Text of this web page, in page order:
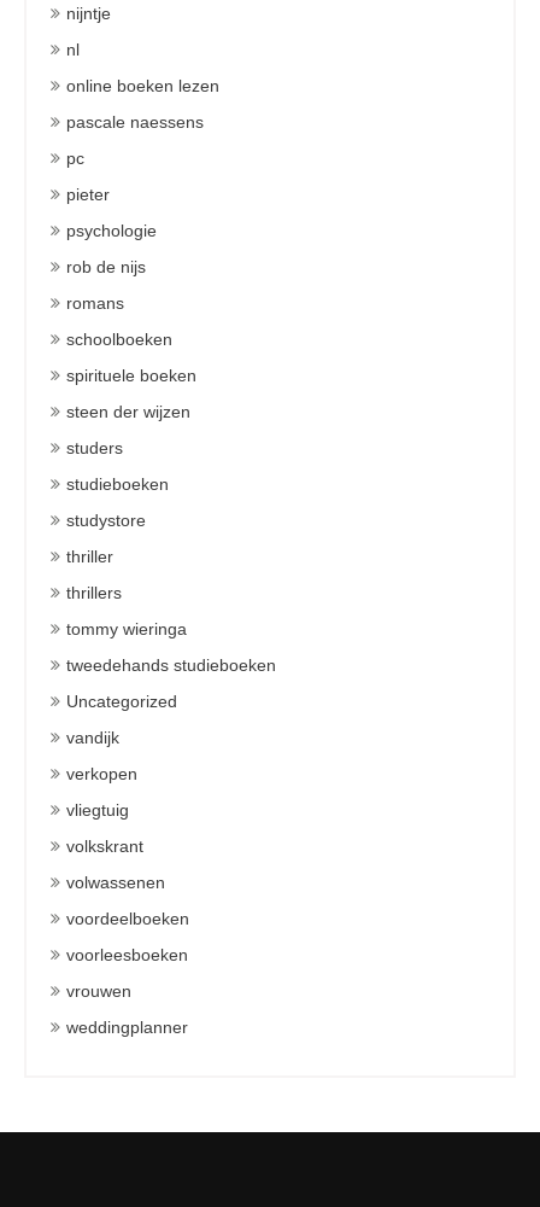
nijntje
nl
online boeken lezen
pascale naessens
pc
pieter
psychologie
rob de nijs
romans
schoolboeken
spirituele boeken
steen der wijzen
studers
studieboeken
studystore
thriller
thrillers
tommy wieringa
tweedehands studieboeken
Uncategorized
vandijk
verkopen
vliegtuig
volkskrant
volwassenen
voordeelboeken
voorleesboeken
vrouwen
weddingplanner